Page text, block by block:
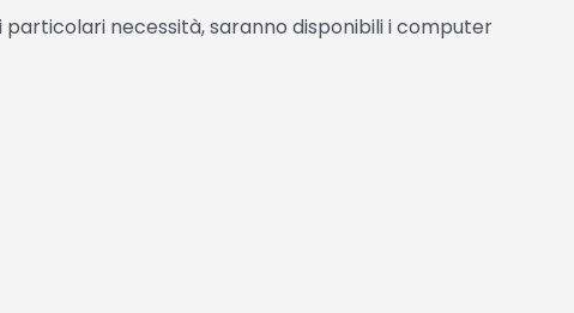
necessità, saranno disponibili i computer